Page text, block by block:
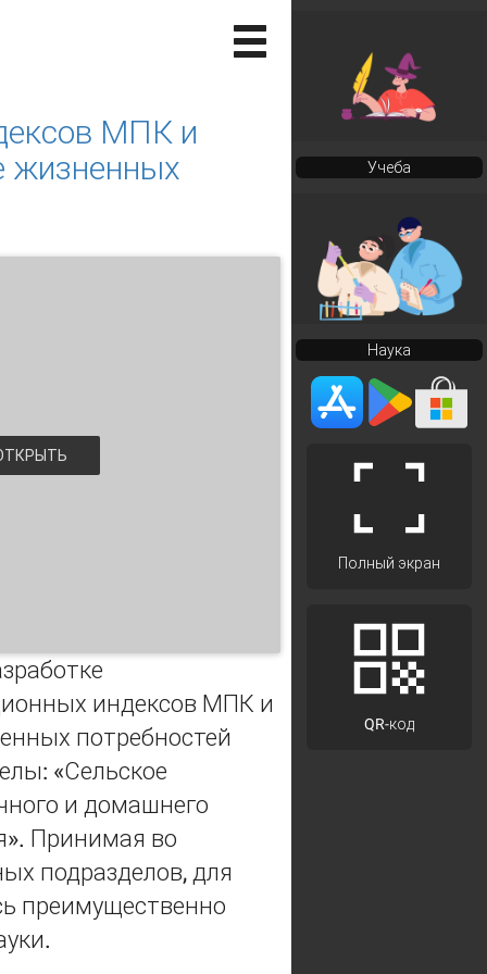
МПК и
жизненных
индексов МПК и
потребностей
«Сельское
и домашнего
Принимая во
подразделов, для
преимущественно
Учеба
Наука
Полный экран
QR-код